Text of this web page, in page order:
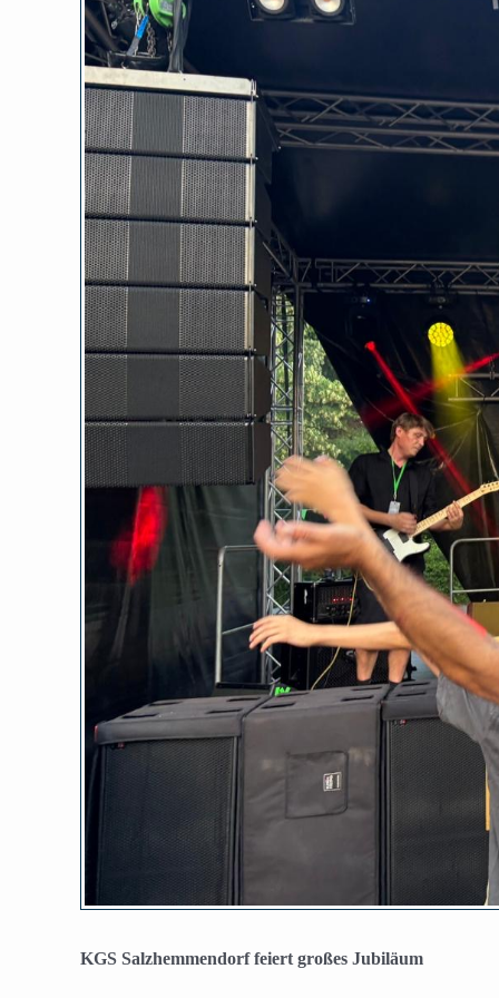
KGS Salzhemmendorf feiert großes Jubiläum